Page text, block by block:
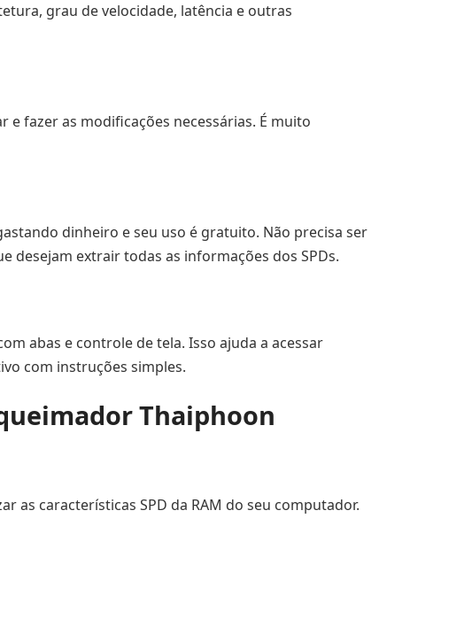
grau de velocidade, latência e outras
fazer as modificações necessárias. É muito
dinheiro e seu uso é gratuito. Não precisa ser
extrair todas as informações dos SPDs.
abas e controle de tela. Isso ajuda a acessar
com instruções simples.
Thaiphoon
as características SPD da RAM do seu computador.